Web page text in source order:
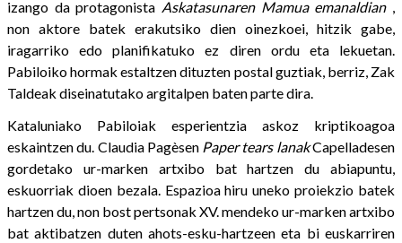
izango da protagonista Askatasunaren Mamua emanaldian,
non aktore batek erakutsiko dien oinezkoei, hitzik gabe,
iragarriko edo planifikatuko ez diren ordu eta lekuetan.
Pabiloiko hormak estaltzen dituzten postal guztiak, berriz, Zak
Taldeak diseinatutako argitalpen baten parte dira.
Kataluniako Pabiloiak esperientzia askoz kriptikoagoa
eskaintzen du. Claudia Pagèsen Paper tears lanakCapelladesen
gordetako ur-marken artxibo bat hartzen du abiapuntu,
eskuorriak dioen bezala. Espazioa hiru uneko proiekzio batek
hartzen du, non bost pertsonak XV. mendeko ur-marken artxibo
bat aktibatzen duten ahots-esku-hartzeen eta bi euskarriren